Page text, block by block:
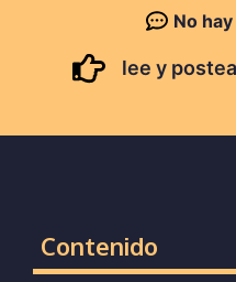
No
lee y
Contenido